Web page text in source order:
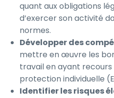
quant aux obligations
d’exercer son activité
normes.
Développer des
mettre en œuvre les
travail en ayant
protection individuelle
Identifier les risques